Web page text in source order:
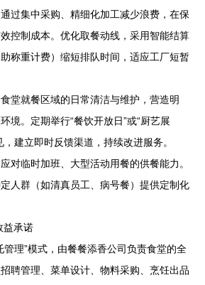
过集中采购、精细化加工减少浪费，在保
控制成本。优化取餐动线，采用智能结算
称重计费）缩短排队时间，适应工厂短暂
堂就餐区域的日常清洁与维护，营造明
境。定期举行“餐饮开放日”或“厨艺展
建立即时反馈渠道，持续改进服务。
对临时加班、大型活动用餐的供餐能力。
人群（如清真员工、病号餐）提供定制化
益承诺
管理”模式，由餐餐添香公司负责食堂的全
聘管理、菜单设计、物料采购、烹饪出品